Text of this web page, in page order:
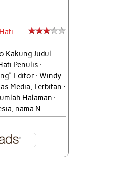
Kakung Judul
Penulis :
Editor : Windy
Media, Terbitan :
Halaman :
nama N...